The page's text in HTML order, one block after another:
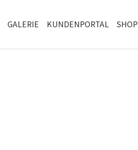
GALERIE KUNDENPORTAL SHOP